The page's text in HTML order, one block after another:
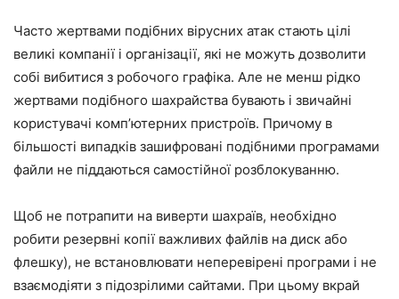
Часто жертвами подібних вірусних атак стають цілі
великі компанії і організації, які не можуть дозволити
собі вибитися з робочого графіка. Але не менш рідко
жертвами подібного шахрайства бувають і звичайні
користувачі комп’ютерних пристроїв. Причому в
більшості випадків зашифровані подібними програмами
файли не піддаються самостійної розблокуванню.
Щоб не потрапити на виверти шахраїв, необхідно
робити резервні копії важливих файлів на диск або
флешку), не встановлювати неперевірені програми і не
взаємодіяти з підозрілими сайтами. При цьому вкрай